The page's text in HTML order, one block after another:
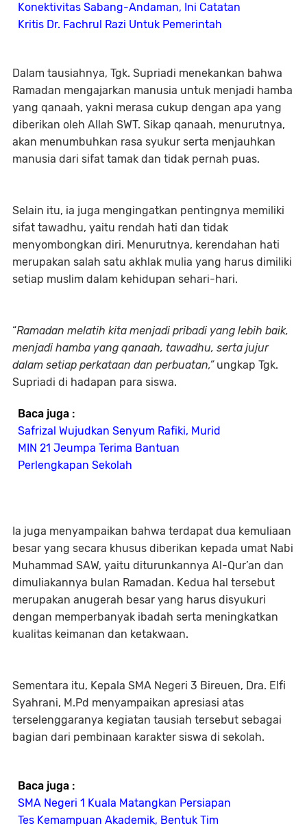
Konektivitas Sabang-Andaman, Ini Catatan
Kritis Dr. Fachrul Razi Untuk Pemerintah
Dalam tausiahnya, Tgk. Supriadi menekankan bahwa
Ramadan mengajarkan manusia untuk menjadi hamba
yang qanaah, yakni merasa cukup dengan apa yang
diberikan oleh Allah SWT. Sikap qanaah, menurutnya,
akan menumbuhkan rasa syukur serta menjauhkan
manusia dari sifat tamak dan tidak pernah puas.
Selain itu, ia juga mengingatkan pentingnya memiliki
sifat tawadhu, yaitu rendah hati dan tidak
menyombongkan diri. Menurutnya, kerendahan hati
merupakan salah satu akhlak mulia yang harus dimiliki
setiap muslim dalam kehidupan sehari-hari.
“Ramadan melatih kita menjadi pribadi yang lebih baik,
menjadi hamba yang qanaah, tawadhu, serta jujur
dalam setiap perkataan dan perbuatan,”ungkap Tgk.
Supriadi di hadapan para siswa.
Baca juga :
Safrizal Wujudkan Senyum Rafiki, Murid
MIN 21 Jeumpa Terima Bantuan
Perlengkapan Sekolah
Ia juga menyampaikan bahwa terdapat dua kemuliaan
besar yang secara khusus diberikan kepada umat Nabi
Muhammad SAW, yaitu diturunkannya Al-Qur’an dan
dimuliakannya bulan Ramadan. Kedua hal tersebut
merupakan anugerah besar yang harus disyukuri
dengan memperbanyak ibadah serta meningkatkan
kualitas keimanan dan ketakwaan.
Sementara itu, Kepala SMA Negeri 3 Bireuen, Dra. Elfi
Syahrani, M.Pd menyampaikan apresiasi atas
terselenggaranya kegiatan tausiah tersebut sebagai
bagian dari pembinaan karakter siswa di sekolah.
Baca juga :
SMA Negeri 1 Kuala Matangkan Persiapan
Tes Kemampuan Akademik, Bentuk Tim